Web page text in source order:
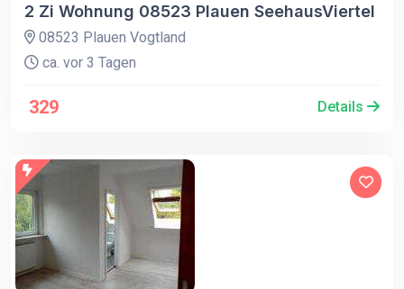
2 Zi Wohnung 08523 Plauen SeehausViertel
08523 Plauen Vogtland
ca. vor 3 Tagen
329 Details